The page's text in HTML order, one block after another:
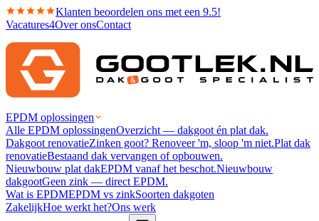
Klanten beoordelen ons met een 9.5!
Vacatures4Over onsContact
EPDM oplossingen
Alle EPDM oplossingenOverzicht — dakgoot én plat dak.
Dakgoot renovatieZinken goot? Renoveer 'm, sloop 'm niet.Plat dak
renovatieBestaand dak vervangen of opbouwen.
Nieuwbouw plat dakEPDM vanaf het beschot.Nieuwbouw
dakgootGeen zink — direct EPDM.
Wat is EPDMEPDM vs zinkSoorten dakgoten
ZakelijkHoe werkt het?Ons werk